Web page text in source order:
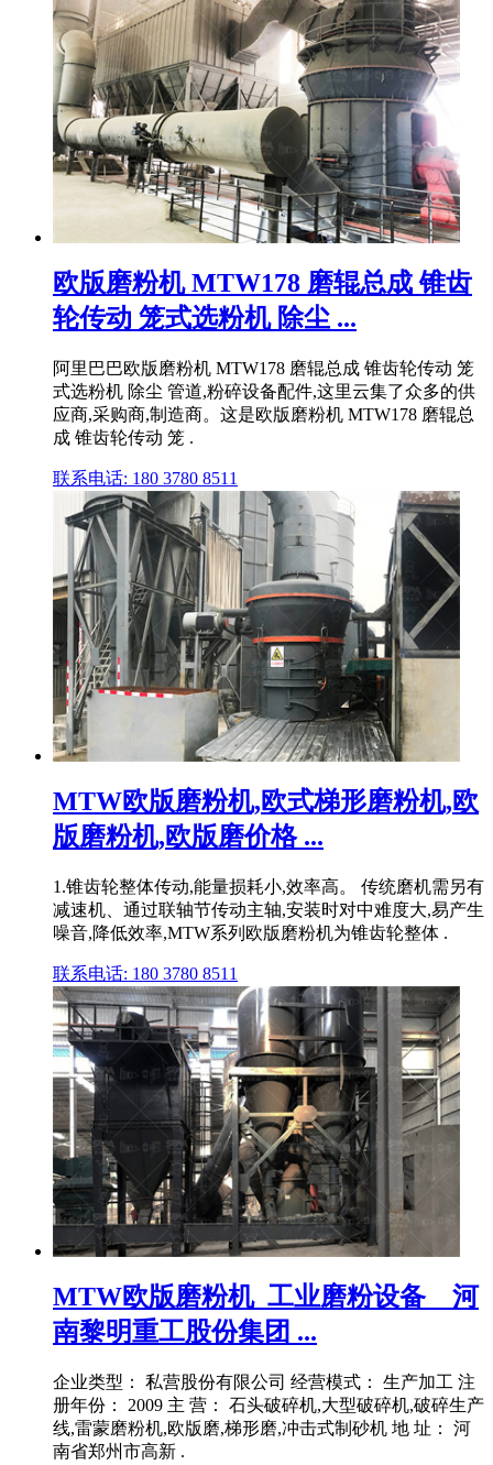
欧版磨粉机 MTW178 磨辊总成 锥齿
轮传动 笼式选粉机 除尘 ...
阿里巴巴欧版磨粉机 MTW178 磨辊总成 锥齿轮传动 笼
式选粉机 除尘 管道,粉碎设备配件,这里云集了众多的供
应商,采购商,制造商。这是欧版磨粉机 MTW178 磨辊总
成 锥齿轮传动 笼 .
联系电话: 180 3780 8511
MTW欧版磨粉机,欧式梯形磨粉机,欧
版磨粉机,欧版磨价格 ...
1.锥齿轮整体传动,能量损耗小,效率高。 传统磨机需另有
减速机、通过联轴节传动主轴,安装时对中难度大,易产生
噪音,降低效率,MTW系列欧版磨粉机为锥齿轮整体 .
联系电话: 180 3780 8511
MTW欧版磨粉机_工业磨粉设备__河
南黎明重工股份集团 ...
企业类型： 私营股份有限公司 经营模式： 生产加工 注
册年份： 2009 主 营： 石头破碎机,大型破碎机,破碎生产
线,雷蒙磨粉机,欧版磨,梯形磨,冲击式制砂机 地 址： 河
南省郑州市高新 .